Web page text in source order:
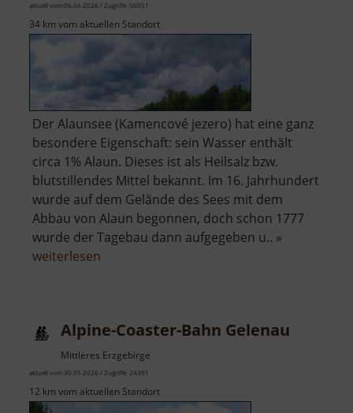
aktuell vom 06.06.2026 / Zugriffe: 56051
34 km vom aktuellen Standort
Der Alaunsee (Kamencové jezero) hat eine ganz
besondere Eigenschaft: sein Wasser enthält
circa 1% Alaun. Dieses ist als Heilsalz bzw.
blutstillendes Mittel bekannt. Im 16. Jahrhundert
wurde auf dem Gelände des Sees mit dem
Abbau von Alaun begonnen, doch schon 1777
wurde der Tagebau dann aufgegeben u.. »
weiterlesen
Alpine-Coaster-Bahn Gelenau
Mittleres Erzgebirge
aktuell vom 30.05.2026 / Zugriffe: 24391
12 km vom aktuellen Standort